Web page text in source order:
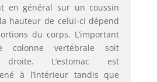
en général sur un coussin
hauteur de celui-ci dépend
du corps. L’important
colonne vertébrale soit
droite. L’estomac est
à l’intérieur tandis que